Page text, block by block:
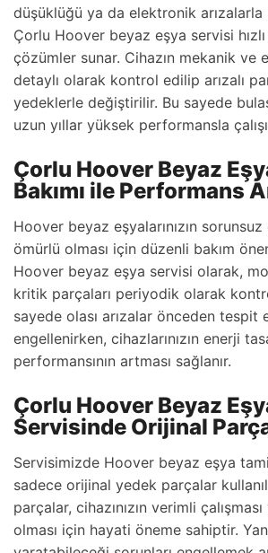
düşüklüğü ya da elektronik arızalarla
Çorlu Hoover beyaz eşya servisi
çözümler sunar. Cihazın mekanik ve
detaylı olarak kontrol edilip arızalı
yedeklerle değiştirilir. Bu sayede
uzun yıllar yüksek performansla
Çorlu Hoover Beyaz
Bakımı ile Performans
Hoover beyaz eşyalarınızın sorunsuz
ömürlü olması için düzenli bakım
Hoover beyaz eşya servisi olarak,
kritik parçaları periyodik olarak
sayede olası arızalar önceden tespit
engellenirken, cihazlarınızın enerji
performansının artması sağlanır.
Çorlu Hoover Beyaz
Servisinde Orijinal
Servisimizde Hoover beyaz eşya
sadece orijinal yedek parçalar
parçalar, cihazınızın verimli
olması için hayati öneme sahiptir.